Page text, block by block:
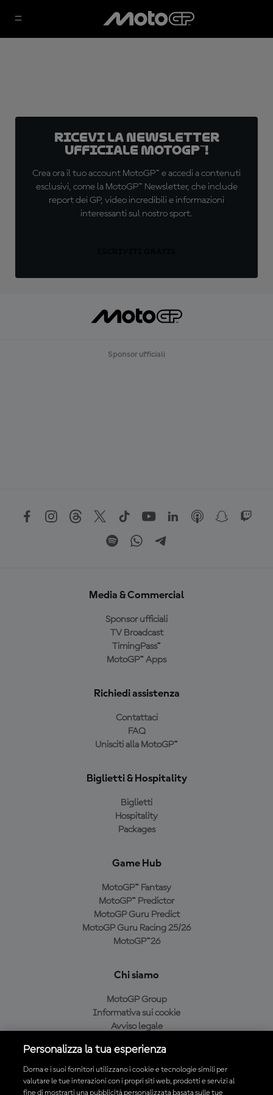
Ricevi la newsletter
ufficiale MotoGP™!
Crea ora il tuo account MotoGP™ e accedi a contenuti
esclusivi, come la MotoGP™ Newsletter, che include
report dei GP, video incredibili e informazioni
interessanti sul nostro sport.
Sponsor ufficiali
Media & Commercial
Sponsor ufficiali
TV Broadcast
TimingPass™
MotoGP™ Apps
Richiedi assistenza
Contattaci
FAQ
Unisciti alla MotoGP™
Biglietti & Hospitality
Biglietti
Hospitality
Packages
Game Hub
MotoGP™ Fantasy
MotoGP™ Predictor
MotoGP Guru Predict
MotoGP Guru Racing 25/26
MotoGP™26
Chi siamo
MotoGP Group
Informativa sui cookie
Avviso legale
Condizioni di acquisto
Personalizza la tua esperienza
Dorna e i suoi fornitori utilizzano i cookie e tecnologie simili per
valutare le tue interazioni con i propri siti web, prodotti e servizi al
fine di mostrarti una pubblicità personalizzata basata sulle tue